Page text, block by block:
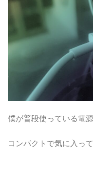
僕が普段使っている電
コンパクトで気に入って